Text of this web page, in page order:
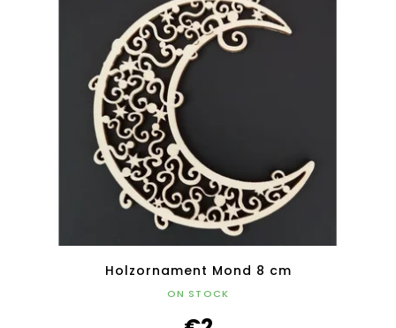
Holzornament Mond 8 cm
ON STOCK